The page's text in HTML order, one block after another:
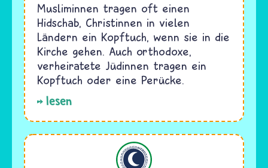
Musliminnen tragen oft einen
Hidschab, Christinnen in vielen
Ländern ein Kopftuch, wenn sie in die
Kirche gehen. Auch orthodoxe,
verheiratete Jüdinnen tragen ein
Kopftuch oder eine Perücke.
lesen